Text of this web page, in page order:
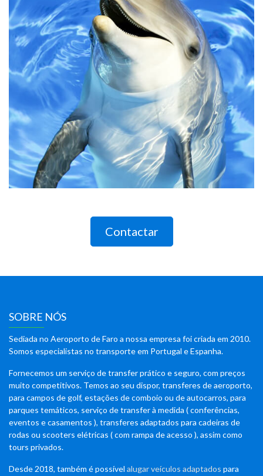
Contactar
SOBRE NÓS
Sediada no Aeroporto de Faro a nossa empresa foi criada em 2010.
Somos especialistas no transporte em Portugal e Espanha.
Fornecemos um serviço de transfer prático e seguro, com preços
muito competitivos. Temos ao seu dispor, transferes de aeroporto,
para campos de golf, estações de comboio ou de autocarros, para
parques temáticos, serviço de transfer à medida ( conferências,
eventos e casamentos ), transferes adaptados para cadeiras de
rodas ou scooters elétricas ( com rampa de acesso ), assim como
tours privados.
Desde 2018, também é possível alugar veículos adaptados para